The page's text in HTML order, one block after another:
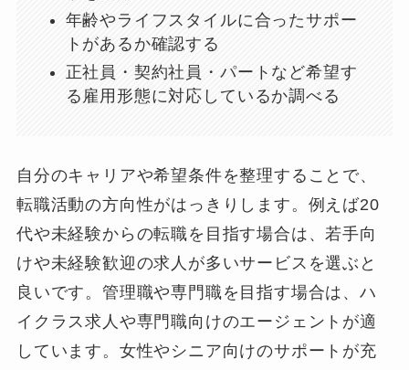
年齢やライフスタイルに合ったサポー
トがあるか確認する
正社員・契約社員・パートなど希望す
る雇用形態に対応しているか調べる
自分のキャリアや希望条件を整理することで、
転職活動の方向性がはっきりします。例えば20
代や未経験からの転職を目指す場合は、若手向
けや未経験歓迎の求人が多いサービスを選ぶと
良いです。管理職や専門職を目指す場合は、ハ
イクラス求人や専門職向けのエージェントが適
しています。女性やシニア向けのサポートが充